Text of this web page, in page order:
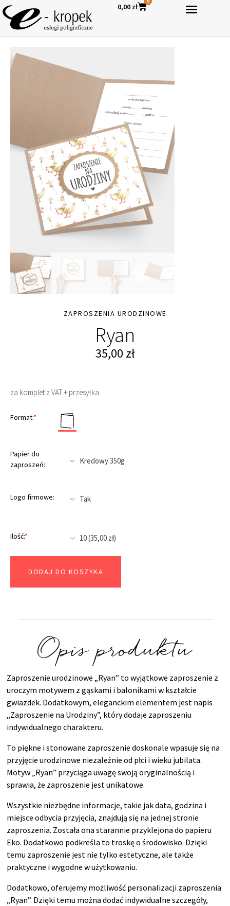
0,00 zł
ZAPROSZENIA URODZINOWE
Ryan
35,00 zł
za komplet z VAT + przesyłka
Format:*
Papier do
zaproszeń:
Logo firmowe:
Ilość:*
DODAJ DO KOSZYKA
Opis produktu
Zaproszenie urodzinowe „Ryan” to wyjątkowe zaproszenie z
uroczym motywem z gąskami i balonikami w kształcie
gwiazdek. Dodatkowym, eleganckim elementem jest napis
„Zaproszenie na Urodziny”, który dodaje zaproszeniu
indywidualnego charakteru.
To piękne i stonowane zaproszenie doskonale wpasuje się na
przyjęcie urodzinowe niezależnie od płci i wieku jubilata.
Motyw „Ryan” przyciąga uwagę swoją oryginalnością i
sprawia, że zaproszenie jest unikatowe.
Wszystkie niezbędne informacje, takie jak data, godzina i
miejsce odbycia przyjęcia, znajdują się na jednej stronie
zaproszenia. Została ona starannie przyklejona do papieru
Eko. Dodatkowo podkreśla to troskę o środowisko. Dzięki
temu zaproszenie jest nie tylko estetyczne, ale także
praktyczne i wygodne w użytkowaniu.
Dodatkowo, oferujemy możliwość personalizacji zaproszenia
„Ryan”. Dzięki temu można dodać indywidualne szczegóły,